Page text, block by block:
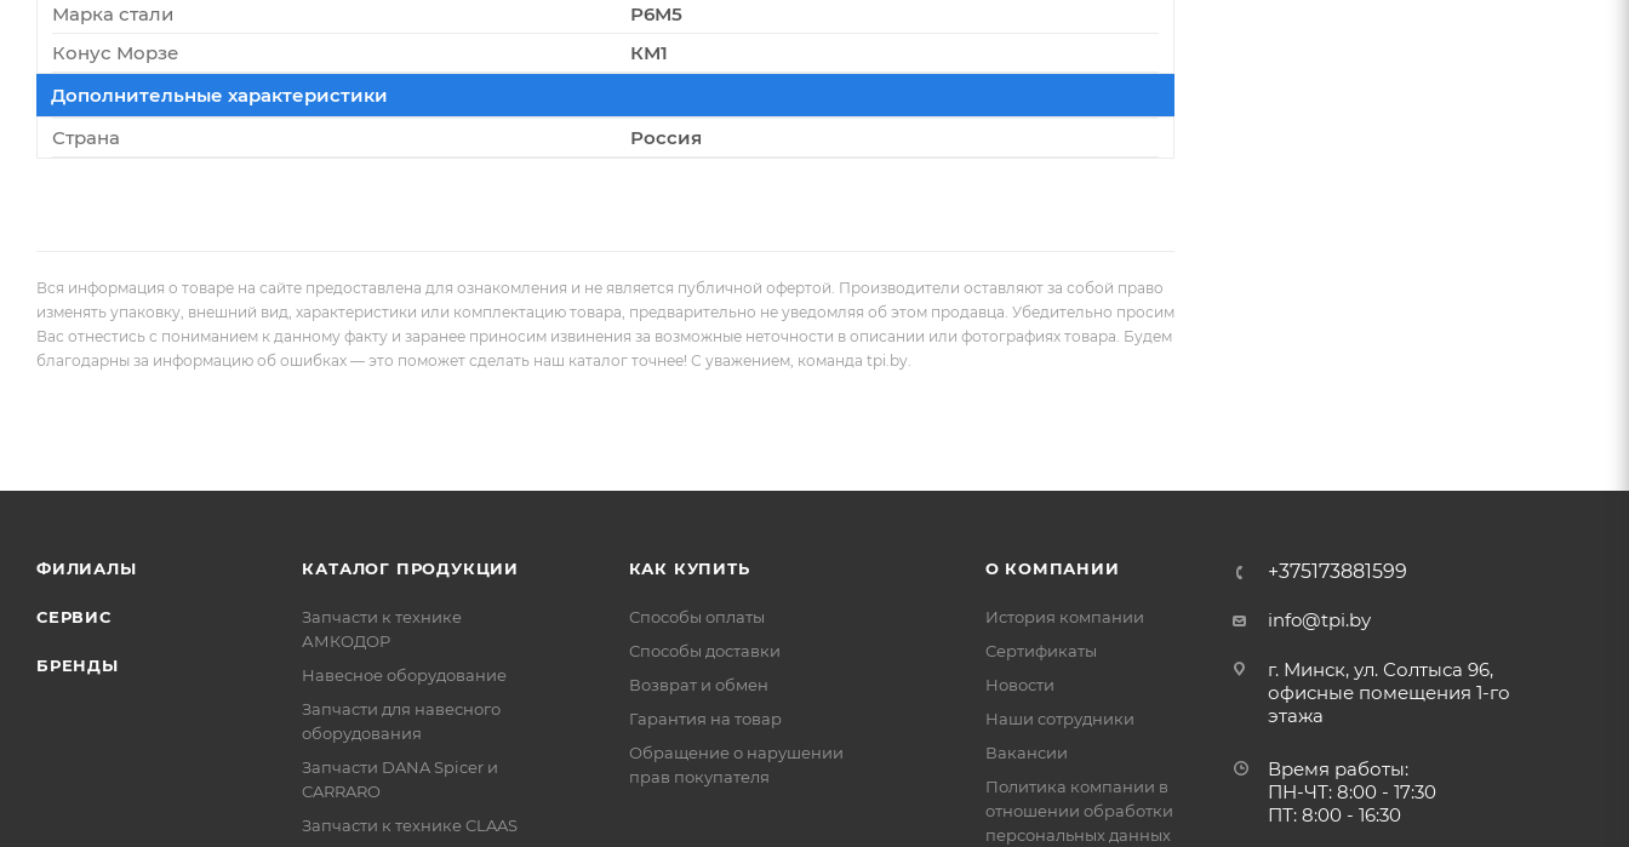
Марка стали
Р6М5
Конус Морзе
КМ1
Дополнительные характеристики
Страна
Россия
Вся информация о товаре на сайте предоставлена для ознакомления и не является публичной офертой. Производители оставляют за собой право
изменять упаковку, внешний вид, характеристики или комплектацию товара, предварительно не уведомляя об этом продавца. Убедительно просим
Вас отнестись с пониманием к данному факту и заранее приносим извинения за возможные неточности в описании или фотографиях товара. Будем
благодарны за информацию об ошибках — это поможет сделать наш каталог точнее! С уважением, команда tpi.by.
ФИЛИАЛЫ
СЕРВИС
БРЕНДЫ
КАТАЛОГ ПРОДУКЦИИ
Запчасти к технике
АМКОДОР
Навесное оборудование
Запчасти для навесного
оборудования
Запчасти DANA Spicer и
CARRARO
Запчасти к технике CLAAS
КАК КУПИТЬ
Способы оплаты
Способы доставки
Возврат и обмен
Гарантия на товар
Обращение о нарушении
прав покупателя
О КОМПАНИИ
История компании
Сертификаты
Новости
Наши сотрудники
Вакансии
Политика компании в
отношении обработки
персональных данных
+375173881599
info@tpi.by
г. Минск, ул. Солтыса 96,
офисные помещения 1-го
этажа
Время работы:
ПН-ЧТ: 8:00 - 17:30
ПТ: 8:00 - 16:30